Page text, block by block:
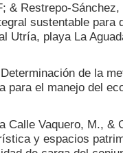
& Restrepo-
sustentable
Utría, playa La
de la
para el manejo del
Calle Vaquero, M., &
y espacios